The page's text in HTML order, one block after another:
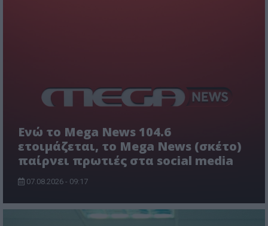
Ενώ το Mega News 104.6
ετοιμάζεται, το Mega News (σκέτο)
παίρνει πρωτιές στα social media
07.08.2026 - 09:17